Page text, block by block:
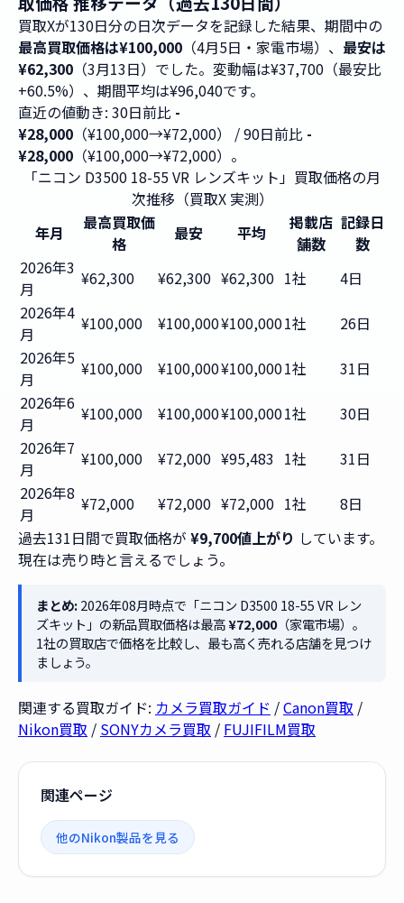
買取Xが130日分の日次データを記録した結果、期間中の
最高買取価格は¥100,000 （4月5日・家電市場）、 最安は
¥62,300 （3月13日）でした。変動幅は¥37,700（最安比
+60.5%）、期間平均は¥96,040です。
直近の値動き: 30日前比 -
¥28,000 （¥100,000→¥72,000） / 90日前比 -
¥28,000 （¥100,000→¥72,000）。
「ニコン D3500 18-55 VR レンズキット」買取価格の月
次推移（買取X 実測）
年月
最高買取価
格
最安 平均
掲載店
舗数
記録日
数
2026年3
月
¥62,300 ¥62,300 ¥62,300 1社
4日
2026年4
月
¥100,000 ¥100,000¥100,0001社
26日
2026年5
月
¥100,000 ¥100,000¥100,0001社
31日
2026年6
月
¥100,000 ¥100,000¥100,0001社
30日
2026年7
月
¥100,000 ¥72,000 ¥95,483 1社
31日
2026年8
月
¥72,000 ¥72,000 ¥72,000 1社
8日
過去131日間で買取価格が ¥9,700値上がり しています。
現在は売り時と言えるでしょう。
まとめ:2026年08月時点で「ニコン D3500 18-55 VR レン
ズキット」の新品買取価格は最高¥72,000（家電市場）。
1社の買取店で価格を比較し、最も高く売れる店舗を見つけ
ましょう。
関連する買取ガイド: カメラ買取ガイド /Canon買取 /
Nikon買取 / SONYカメラ買取 / FUJIFILM買取
関連ページ
他のNikon製品を見る